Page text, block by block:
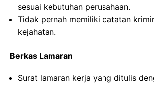
sesuai kebutuhan perusahaan.
Tidak pernah memiliki catatan
kejahatan.
Berkas Lamaran
Surat lamaran kerja yang ditulis